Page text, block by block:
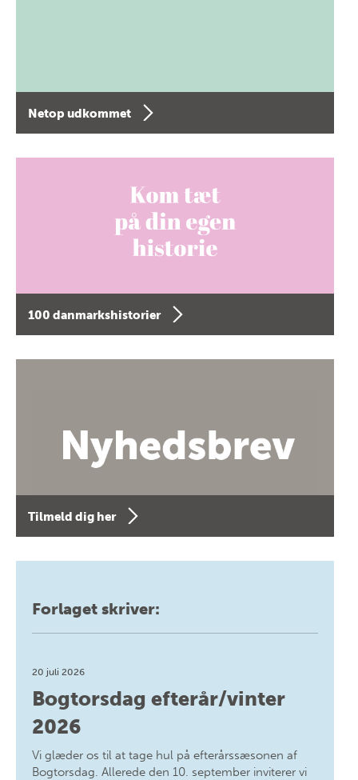
Netop udkommet
100 danmarkshistorier
Tilmeld dig her
Forlaget skriver:
20 juli 2026
Bogtorsdag efterår/vinter
2026
Vi glæder os til at tage hul på efterårssæsonen af
Bogtorsdag. Allerede den 10. september inviterer vi